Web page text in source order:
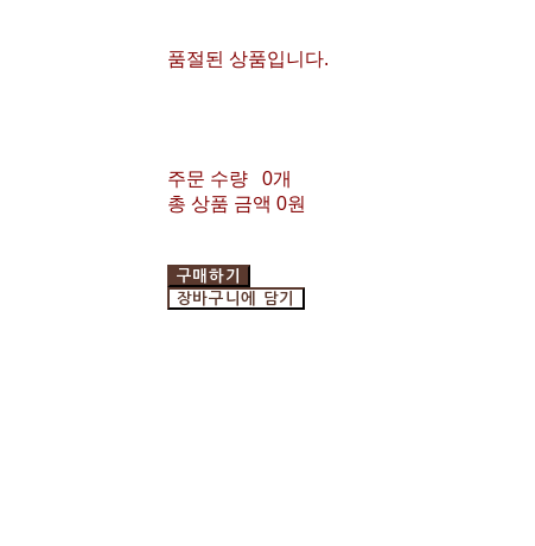
품절된 상품입니다.
주문 수량
0개
총 상품 금액 0원
구매하기
장바구니에 담기